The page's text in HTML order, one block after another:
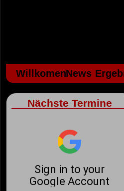
WillkomenNews
Nächste Termine